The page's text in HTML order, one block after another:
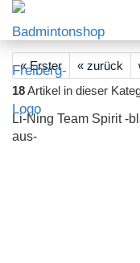
« Erster « zurück
18Artikel in dieser
Li-Ning Team Spirit -
aus-